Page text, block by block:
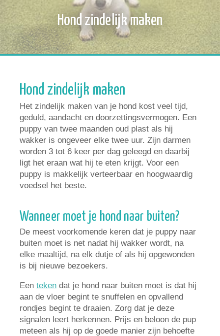
Hond zindelijk maken
Hond zindelijk maken
Het zindelijk maken van je hond kost veel tijd,
geduld, aandacht en doorzettingsvermogen. Een
puppy van twee maanden oud plast als hij
wakker is ongeveer elke twee uur. Zijn darmen
worden 3 tot 6 keer per dag geleegd en daarbij
ligt het eraan wat hij te eten krijgt. Voor een
puppy is makkelijk verteerbaar en hoogwaardig
voedsel het beste.
Wanneer moet je hond naar buiten?
De meest voorkomende keren dat je puppy naar
buiten moet is net nadat hij wakker wordt, na
elke maaltijd, na elk dutje of als hij opgewonden
is bij nieuwe bezoekers.
Een teken dat je hond naar buiten moet is dat hij
aan de vloer begint te snuffelen en opvallend
rondjes begint te draaien. Zorg dat je deze
signalen leert herkennen. Prijs en beloon de pup
meteen als hij op de goede manier zijn behoefte